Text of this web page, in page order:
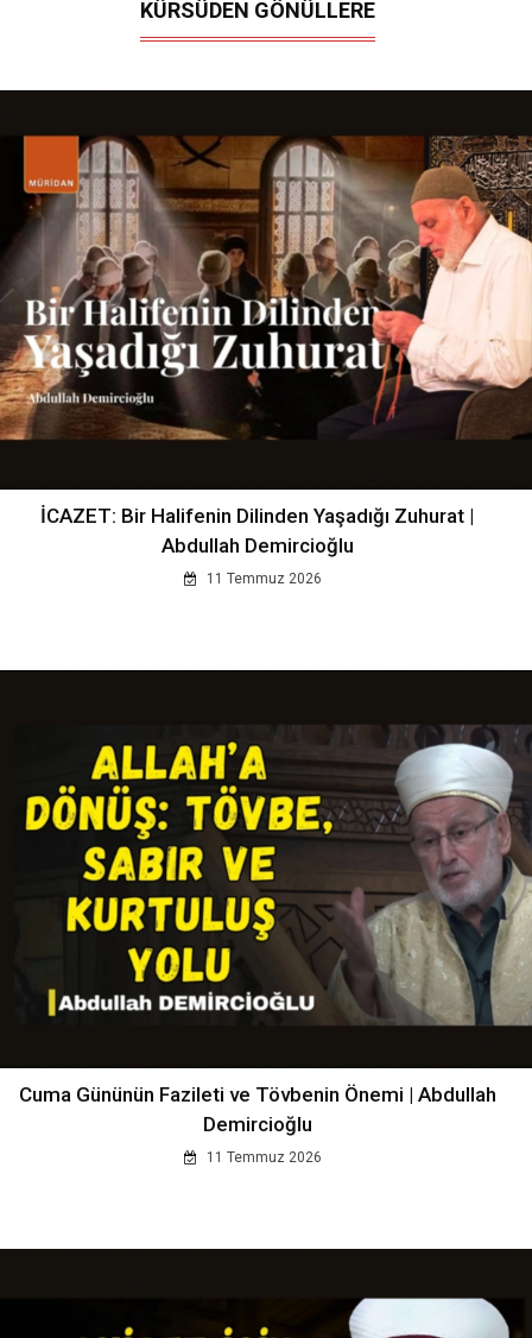
KÜRSÜDEN GÖNÜLLERE
İCAZET: Bir Halifenin Dilinden Yaşadığı Zuhurat |
Abdullah Demircioğlu
11 Temmuz 2026
Cuma Gününün Fazileti ve Tövbenin Önemi | Abdullah
Demircioğlu
11 Temmuz 2026